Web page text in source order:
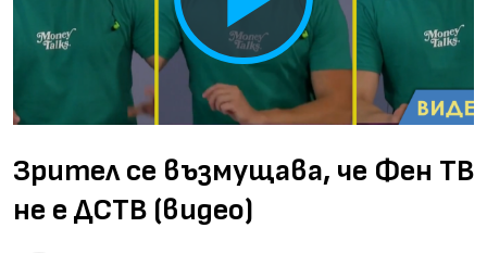
Play
Video
Зрител се възмущава, че Фен ТВ
не е ДСТВ (видео)